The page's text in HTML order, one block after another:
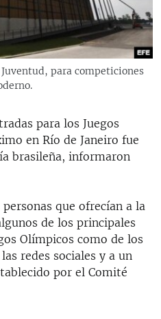
para competiciones
para los Juegos
en Río de Janeiro fue
brasileña, informaron
que ofrecían a la
de los principales
Olímpicos como de los
redes sociales y a un
por el Comité